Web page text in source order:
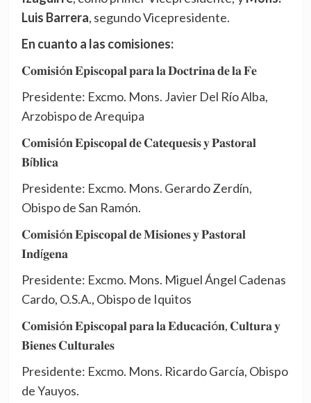
Luis Barrera, segundo Vicepresidente.
En cuanto a las comisiones:
𝐂𝐨𝐦𝐢𝐬𝐢ó𝐧 𝐄𝐩𝐢𝐬𝐜𝐨𝐩𝐚𝐥 𝐩𝐚𝐫𝐚 𝐥𝐚 𝐃𝐨𝐜𝐭𝐫𝐢𝐧𝐚 𝐝𝐞 𝐥𝐚 𝐅𝐞
Presidente: Excmo. Mons. Javier Del Río Alba,
Arzobispo de Arequipa
𝐂𝐨𝐦𝐢𝐬𝐢ó𝐧 𝐄𝐩𝐢𝐬𝐜𝐨𝐩𝐚𝐥 𝐝𝐞 𝐂𝐚𝐭𝐞𝐪𝐮𝐞𝐬𝐢𝐬 𝐲 𝐏𝐚𝐬𝐭𝐨𝐫𝐚𝐥
𝐁í𝐛𝐥𝐢𝐜𝐚
Presidente: Excmo. Mons. Gerardo Zerdín,
Obispo de San Ramón.
𝐂𝐨𝐦𝐢𝐬𝐢ó𝐧 𝐄𝐩𝐢𝐬𝐜𝐨𝐩𝐚𝐥 𝐝𝐞 𝐌𝐢𝐬𝐢𝐨𝐧𝐞𝐬 𝐲 𝐏𝐚𝐬𝐭𝐨𝐫𝐚𝐥
𝐈𝐧𝐝í𝐠𝐞𝐧𝐚
Presidente: Excmo. Mons. Miguel Ángel Cadenas
Cardo, O.S.A., Obispo de Iquitos
𝐂𝐨𝐦𝐢𝐬𝐢ó𝐧 𝐄𝐩𝐢𝐬𝐜𝐨𝐩𝐚𝐥 𝐩𝐚𝐫𝐚 𝐥𝐚 𝐄𝐝𝐮𝐜𝐚𝐜𝐢ó𝐧, 𝐂𝐮𝐥𝐭𝐮𝐫𝐚 𝐲
𝐁𝐢𝐞𝐧𝐞𝐬 𝐂𝐮𝐥𝐭𝐮𝐫𝐚𝐥𝐞𝐬
Presidente: Excmo. Mons. Ricardo García, Obispo
de Yauyos.